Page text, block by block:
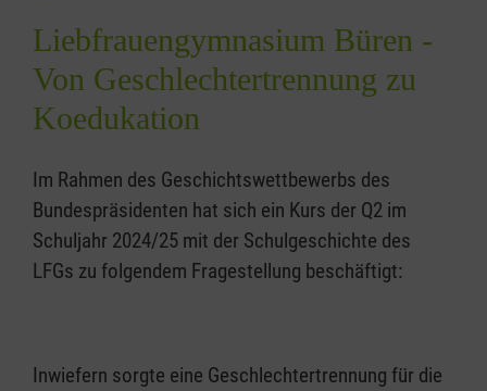
Liebfrauengymnasium Büren -
Von Geschlechtertrennung zu
Koedukation
Im Rahmen des Geschichtswettbewerbs des
Bundespräsidenten hat sich ein Kurs der Q2 im
Schuljahr 2024/25 mit der Schulgeschichte des
LFGs zu folgendem Fragestellung beschäftigt:
Inwiefern sorgte eine Geschlechtertrennung für die